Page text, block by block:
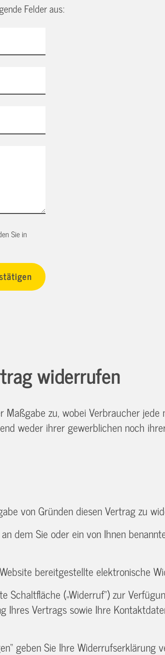
Felder aus:
Sie in
widerrufen
zu, wobei Verbraucher jede
weder ihrer gewerblichen noch
von Gründen diesen Vertrag zu
dem Sie oder ein von Ihnen
bereitgestellte elektronische
(„Widerruf“) zur
Ihres Vertrags sowie Ihre
geben Sie Ihre Widerrufserklärung